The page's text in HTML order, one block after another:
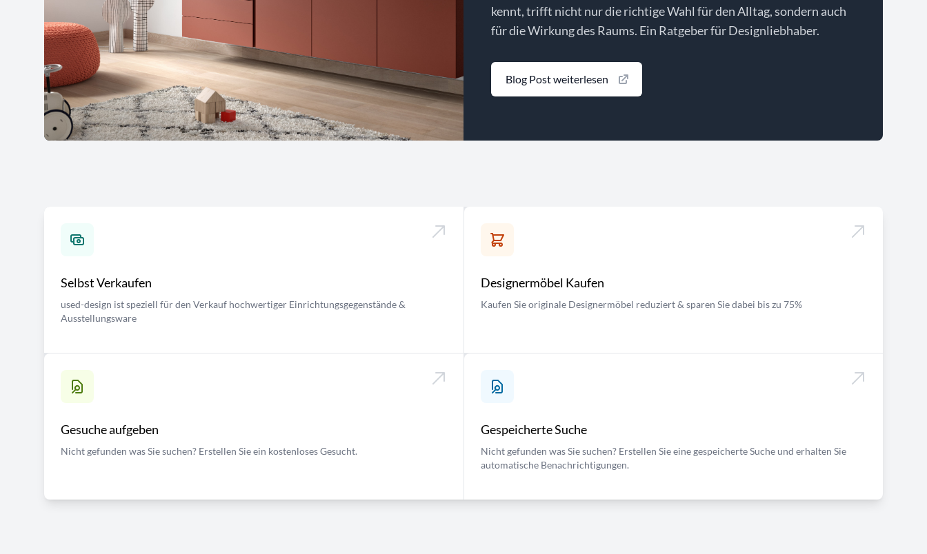
kennt, trifft nicht nur die richtige Wahl für den Alltag, sondern auch
für die Wirkung des Raums. Ein Ratgeber für Designliebhaber.
Blog Post weiterlesen
Selbst Verkaufen
used-design ist speziell für den Verkauf hochwertiger Einrichtungsgegenstände &
Ausstellungsware
Designermöbel Kaufen
Kaufen Sie originale Designermöbel reduziert & sparen Sie dabei bis zu 75%
Gesuche aufgeben
Nicht gefunden was Sie suchen? Erstellen Sie ein kostenloses Gesucht.
Gespeicherte Suche
Nicht gefunden was Sie suchen? Erstellen Sie eine gespeicherte Suche und erhalten Sie
automatische Benachrichtigungen.